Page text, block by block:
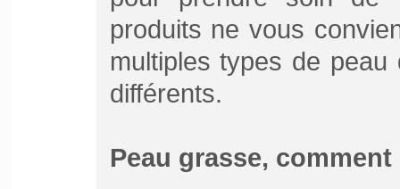
produits ne vous
multiples types de
différents.
Peau grasse,